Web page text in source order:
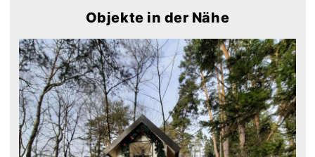
Objekte in der Nähe